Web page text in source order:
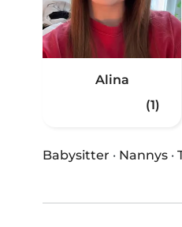
Alina
(1)
Babysitter · Nannys ·